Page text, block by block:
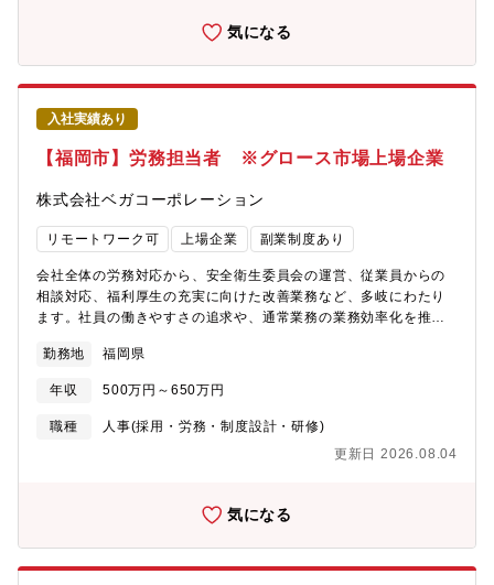
のため、専門性も身に着けながら、同時にインフラからアプリ領
域まで幅広い知見を身に着けられる環境です■15,000社を超える
取引実績。数億以上の大規模案件に特化プライム案件比率は100％
で、各業界のトップ10企業に対する浸透率は80%を超えておりま
す。そのため、日本を代表する企業の大規模案件に携わることが
可能です。■やりがいの大きさ/顧客への貢献性の高さ独立系、か
つマルチベンダである同社は、自社サービスだけでなく他社製品
やサービスも組み合わせて最適な解決案を提示し顧客のビジネス
を前に進められるやりがいがあります。■最先端技術を独自に展開
クラウド・AI・IoT・モバイルといった最先端のIT技術を自社で展
開しており、新技術やトレンドの技術を身に着けたい、自身で生
み出したいという方にはおススメの環境です■経営基盤が極めて安
定単発売上のみに依存せず、事業拡大と共にストック売上（継続
的なサービス提供）の比率が8割以上あります。また、昨対で純利
益142％増とコロナ渦で同社のITサービスは高い評価をされていま
らし勤務制度、時短勤務やテレワークなど、社員一人ひとりが自
データを活用した顧客の声の可視化・分析。クライアントの意思
決定・施策立案に貢献する有償コンサルティング。◆ プロジェク
トマネジメント 特定テーマにおける支援プロジェクトの推進。要
件整理から関係者調整・進行管理まで主導。◆ カスタマーサクセ
ス伴走支援 定期打合せを通じた活用状況のモニタリング・改善提
案。クライアントが自走できる状態を目指した継続支援。◆ 問い
合わせ対応・ナレッジ蓄積 メール・電話等での操作説明・サポー
ト。対応事例をナレッジ化し、チーム全体の支援品質向上に貢
献。
気になる
入社実績あり
【福岡市】労務担当者 ※グロース市場上場企業
株式会社ベガコーポレーション
リモートワーク可 上場企業 副業制度あり
会社全体の労務対応から、安全衛生委員会の運営、従業員からの
相談対応、福利厚生の充実に向けた改善業務など、多岐にわたり
ます。社員の働きやすさの追求や、通常業務の業務効率化を推進
つひとつの仕事が着実に自分の力になり、ご自身の成長につなげ
ることができます。▼具体的な業務内容※まずはお任せできる業
務から従事していただきます。・入退社の手続き・勤怠管理・給
与計算・年末調整・年度更新業務・36協定の届け出対応業務・就
勤務地 福岡県
年収 500万円～650万円
職種
人事(採用・労務・制度設計・研修)
更新日 2026.08.04
気になる